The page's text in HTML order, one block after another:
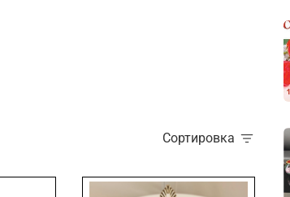
Сортировка